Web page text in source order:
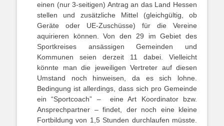
einen (nur 3-seitigen) Antrag an das Land Hessen
stellen und zusätzliche Mittel (gleichgültig, ob
Geräte oder UE-Zuschüsse) für die Vereine
aquirieren können. Von den 29 im Gebiet des
Sportkreises ansässigen Gemeinden und
Kommunen seien derzeit 11 dabei. Vielleicht
könnte man die jeweiligen Vertreter auf diesen
Umstand noch hinweisen, da es sich lohne.
Bedingung ist allerdings, dass sich pro Gemeinde
ein “Sportcoach” – eine Art Koordinator bzw.
Ansprechpartner – findet, der noch eine kleine
Fortbildung von 1,5 Stunden durchlaufen müsste.